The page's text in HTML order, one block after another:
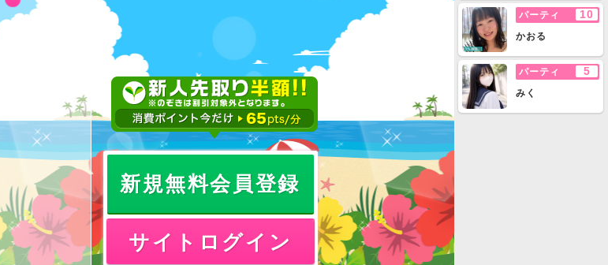
新規無料会員登録
サイトログイン
パーティ 10
かおる
パーティ 5
みく